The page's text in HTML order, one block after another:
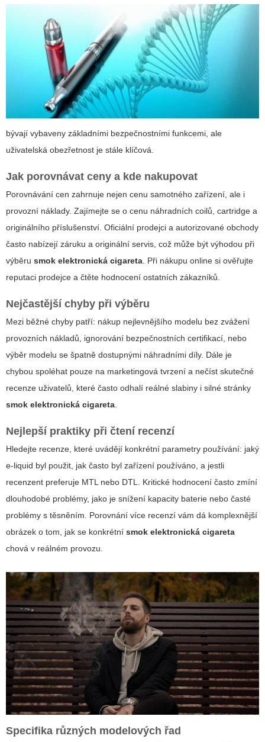
bývají vybaveny základními bezpečnostními funkcemi, ale
uživatelská obezřetnost je stále klíčová.
Jak porovnávat ceny a kde nakupovat
Porovnávání cen zahrnuje nejen cenu samotného zařízení, ale i
provozní náklady. Zajímejte se o cenu náhradních coilů, cartridge a
originálního příslušenství. Oficiální prodejci a autorizované obchody
často nabízejí záruku a originální servis, což může být výhodou při
výběru smok elektronická cigareta . Při nákupu online si ověřujte
reputaci prodejce a čtěte hodnocení ostatních zákazníků.
Nejčastější chyby při výběru
Mezi běžné chyby patří: nákup nejlevnějšího modelu bez zvážení
provozních nákladů, ignorování bezpečnostních certifikací, nebo
výběr modelu se špatně dostupnými náhradními díly. Dále je
chybou spoléhat pouze na marketingová tvrzení a nečíst skutečné
recenze uživatelů, které často odhalí reálné slabiny i silné stránky
smok elektronická cigareta
Nejlepší praktiky při čtení recenzí
Hledejte recenze, které uvádějí konkrétní parametry používání: jaký
e-liquid byl použit, jak často byl zařízení používáno, a jestli
recenzent preferuje MTL nebo DTL. Kritické hodnocení často zmíní
dlouhodobé problémy, jako je snížení kapacity baterie nebo časté
problémy s těsněním. Porovnání více recenzí vám dá komplexnější
obrázek o tom, jak se konkrétní smok elektronická cigareta
chová v reálném provozu.
Specifika různých modelových řad